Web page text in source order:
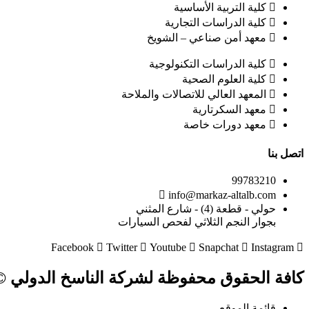
كلية التربية الأساسية
كلية الدراسات التجارية
معهد أمن صناعي – الشويخ
كلية الدراسات التكنولوجية
كلية العلوم الصحية
المعهد العالي للاتصالات والملاحة
معهد السكرتارية
معهد دورات خاصة
اتصل بنا
99783210
info@markaz-altalb.com
حولي - قطعة (4) - شارع المثني
بجوار النجم الثلاثي لفحص السيارات
Facebook Twitter Youtube Snapchat Instagram
كافة الحقوق محفوظة لشركة الناسخ الدولي ©